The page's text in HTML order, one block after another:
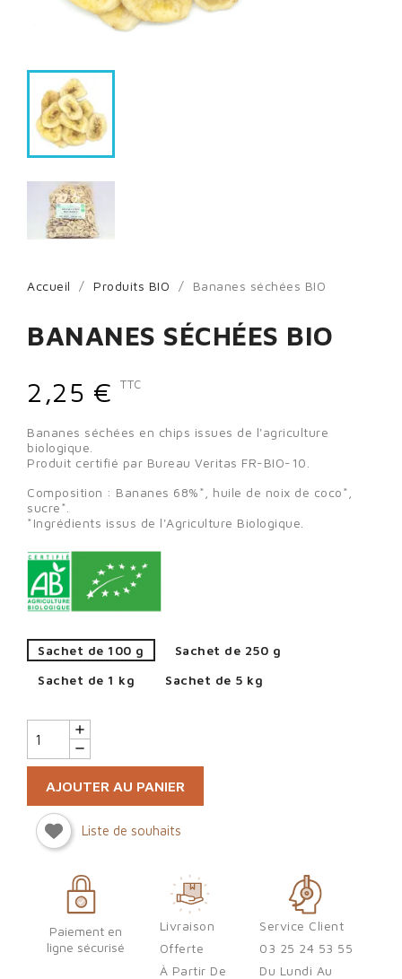
Accueil Produits BIO Bananes séchées BIO
BANANES SÉCHÉES BIO
2,25 €
TTC
Bananes séchées en chips issues de l'agriculture
biologique.
Produit certifié par Bureau Veritas FR-BIO-10.
Composition : Bananes 68%*, huile de noix de coco*,
sucre*.
*Ingrédients issus de l'Agriculture Biologique.
Sachet de 100 g
Sachet de 250 g
Sachet de 1 kg
Sachet de 5 kg
AJOUTER AU PANIER
Liste de souhaits
Paiement en
ligne sécurisé
Livraison
Offerte
À Partir De
Service Client
03 25 24 53 55
Du Lundi Au
Sign in
You need to be logged in to save products in your wish list.